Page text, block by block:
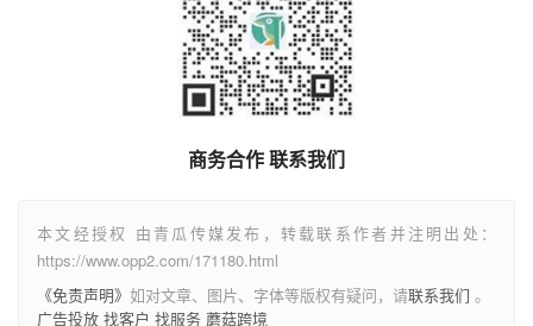
商务合作 联系我们
本文经授权 由青瓜传媒发布，转载联系作者并注明出处：
https://www.opp2.com/171180.html
《免责声明》 如对文章、图片、字体等版权有疑问，请联系我们 。
广告投放 找客户 找服务 蘑菇跨境